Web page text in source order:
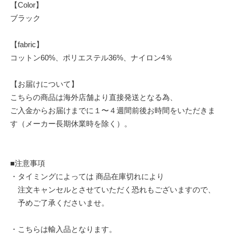
【Color】
ブラック
【fabric】
コットン60%、ポリエステル36%、ナイロン4％
【お届けについて】
こちらの商品は海外店舗より直接発送となる為、
ご入金からお届けまでに１〜４週間前後お時間をいただきま
す（メーカー長期休業時を除く）。
■注意事項
・タイミングによっては 商品在庫切れにより
注文キャンセルとさせていただく恐れもございますので、
予めご了承くださいませ。
・こちらは輸入品となります。